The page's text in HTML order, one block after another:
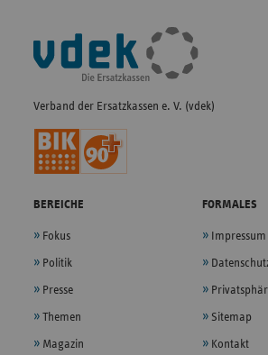
Fußleisten-
Navigation
Verband der Ersatzkassen e. V. (vdek)
BEREICHE
Fokus
Politik
Presse
Themen
Magazin
FORMALES
Impressum
Sitemap
Kontakt